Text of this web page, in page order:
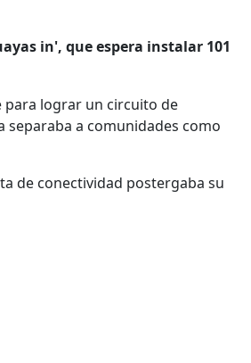
in', que espera instalar 101
para lograr un circuito de
separaba a comunidades como
de conectividad postergaba su